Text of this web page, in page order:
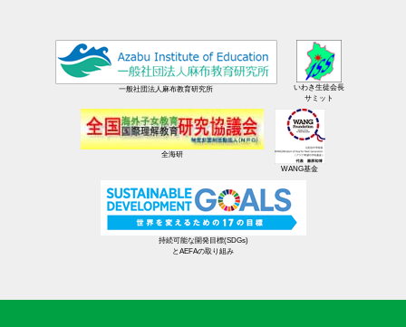
一般社団法人麻布教育研究所
いわき生徒会長
サミット
全海研
WANG基金
持続可能な開発目標(SDGs)
とAEFAの取り組み